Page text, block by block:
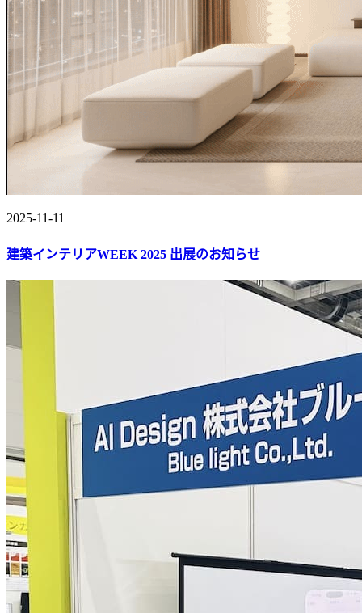
2025-11-11
建築インテリアWEEK 2025 出展のお知らせ